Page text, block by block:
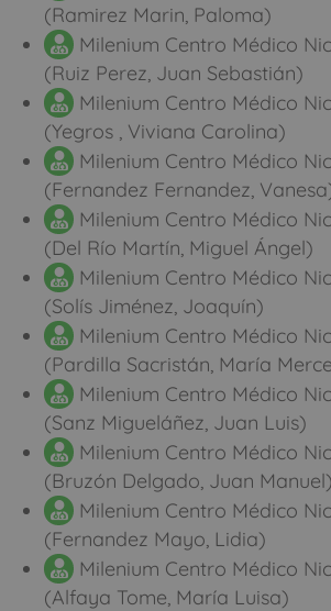
(Ramirez Marin, Paloma)
Milenium Centro Médico
(Ruiz Perez, Juan Sebastián)
Milenium Centro Médico
(Yegros , Viviana Carolina)
Milenium Centro Médico
(Fernandez Fernandez,
Milenium Centro Médico
(Del Río Martín, Miguel Ángel)
Milenium Centro Médico
(Solís Jiménez, Joaquín)
Milenium Centro Médico
(Pardilla Sacristán, María
Milenium Centro Médico
(Sanz Migueláñez, Juan Luis)
Milenium Centro Médico
(Bruzón Delgado, Juan Manuel)
Milenium Centro Médico
(Fernandez Mayo, Lidia)
Milenium Centro Médico
(Alfaya Tome, María Luisa)